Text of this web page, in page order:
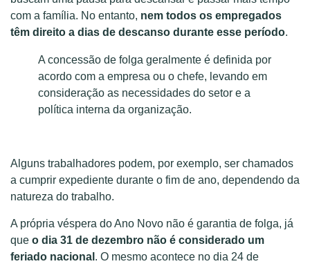
com a família. No entanto, nem todos os empregados
têm direito a dias de descanso durante esse período.
A concessão de folga geralmente é definida por
acordo com a empresa ou o chefe, levando em
consideração as necessidades do setor e a
política interna da organização.
Alguns trabalhadores podem, por exemplo, ser chamados
a cumprir expediente durante o fim de ano, dependendo da
natureza do trabalho.
A própria véspera do Ano Novo não é garantia de folga, já
que o dia 31 de dezembro não é considerado um
feriado nacional . O mesmo acontece no dia 24 de